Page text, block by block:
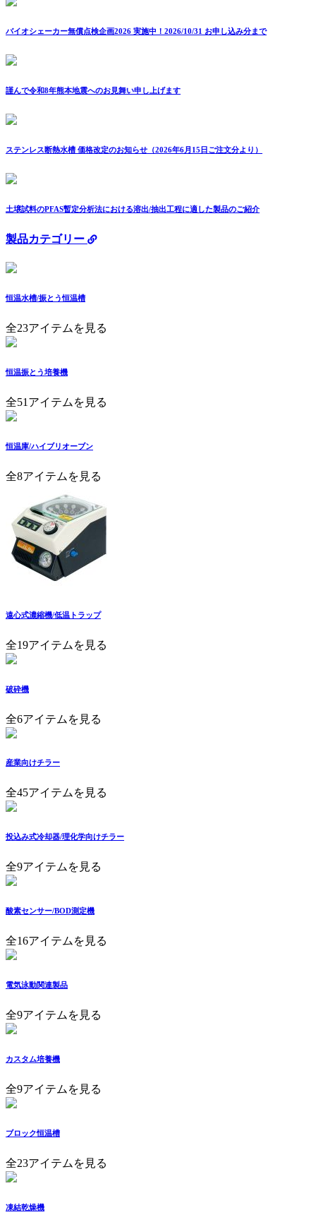
バイオシェーカー無償点検企画2026 実施中！2026/10/31 お申し込み分まで
謹んで令和8年熊本地震へのお見舞い申し上げます
ステンレス断熱水槽 価格改定のお知らせ（2026年6月15日ご注文分より）
土壌試料のPFAS暫定分析法における溶出/抽出工程に適した製品のご紹介
製品カテゴリー
恒温水槽/振とう恒温槽
全23アイテムを見る
恒温振とう培養機
全51アイテムを見る
恒温庫/ハイブリオーブン
全8アイテムを見る
遠心式濃縮機/低温トラップ
全19アイテムを見る
破砕機
全6アイテムを見る
産業向けチラー
全45アイテムを見る
投込み式冷却器/理化学向けチラー
全9アイテムを見る
酸素センサー/BOD測定機
全16アイテムを見る
電気泳動関連製品
全9アイテムを見る
カスタム培養機
全9アイテムを見る
ブロック恒温槽
全23アイテムを見る
凍結乾燥機